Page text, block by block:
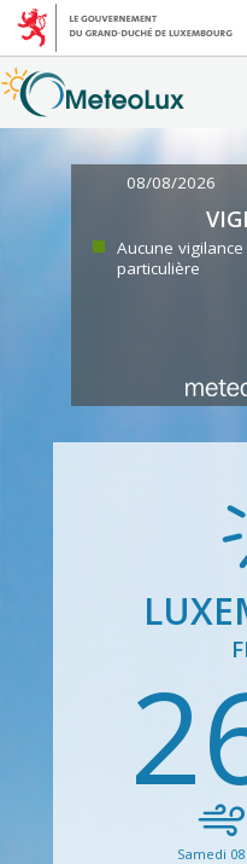
08/08/2026
Aucune vigilance
particulière
Samedi